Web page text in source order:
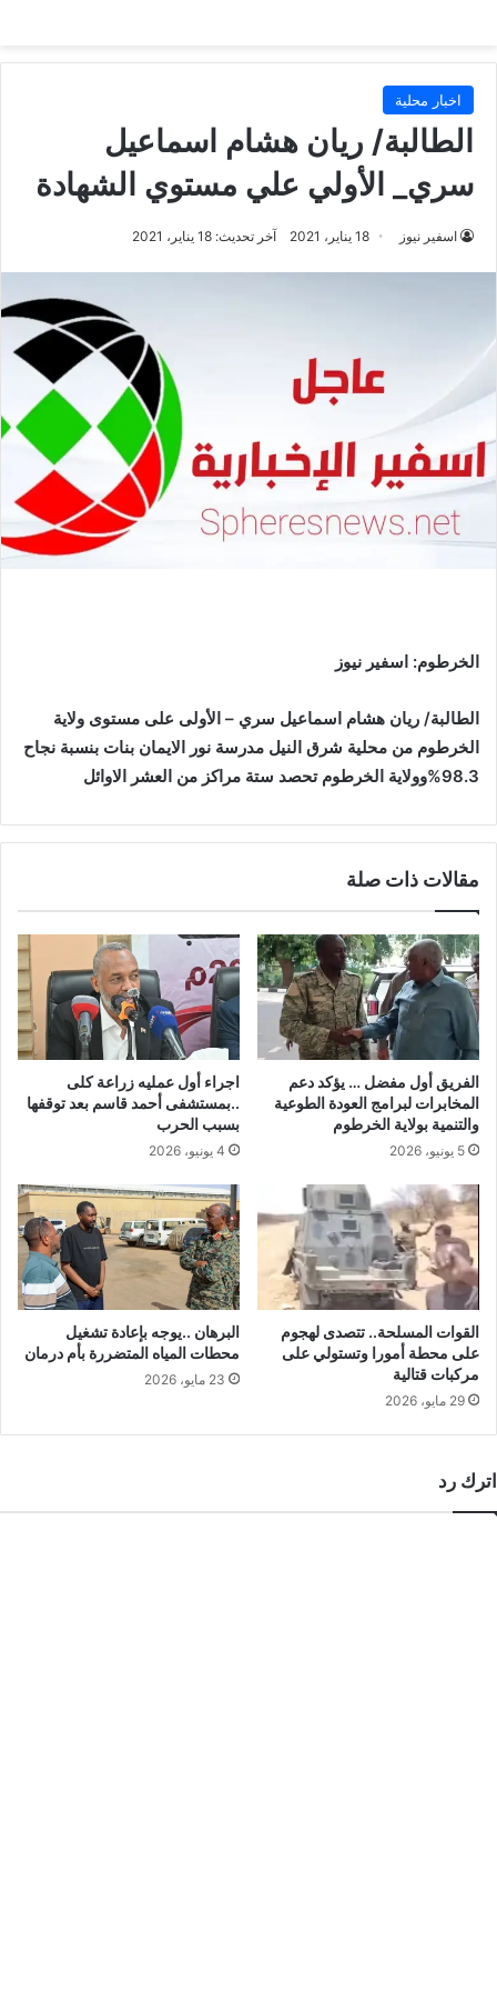
اخبار محلية
الطالبة/ ريان هشام اسماعيل
سري_ الأولي علي مستوي الشهادة
اسفير نيوز 18 يناير، 2021 آخر تحديث: 18 يناير، 2021
الخرطوم: اسفير نيوز
الطالبة/ ريان هشام اسماعيل سري – الأولى على مستوى ولاية
الخرطوم من محلية شرق النيل مدرسة نور الايمان بنات بنسبة نجاح
98.3%وولاية الخرطوم تحصد ستة مراكز من العشر الاوائل
مقالات ذات صلة
الفريق أول مفضل … يؤكد دعم
المخابرات لبرامج العودة الطوعية
والتنمية بولاية الخرطوم
5 يونيو، 2026
اجراء أول عمليه زراعة كلى
..بمستشفى أحمد قاسم بعد توقفها
بسبب الحرب
4 يونيو، 2026
القوات المسلحة.. تتصدى لهجوم
على محطة أمورا وتستولي على
مركبات قتالية
29 مايو، 2026
البرهان ..يوجه بإعادة تشغيل
محطات المياه المتضررة بأم درمان
23 مايو، 2026
اترك رد